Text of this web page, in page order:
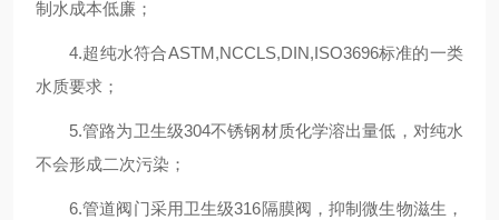
制水成本低廉；
4.超纯水符合ASTM,NCCLS,DIN,ISO3696标准的一类
水质要求；
5.管路为卫生级304不锈钢材质化学溶出量低，对纯水
不会形成二次污染；
6.管道阀门采用卫生级316隔膜阀，抑制微生物滋生，